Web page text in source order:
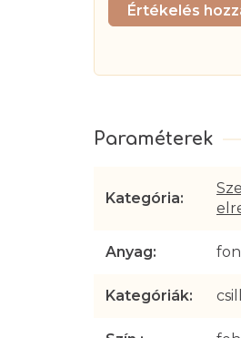
Értékelés
Kategória:
Anyag:
Kategóriák: